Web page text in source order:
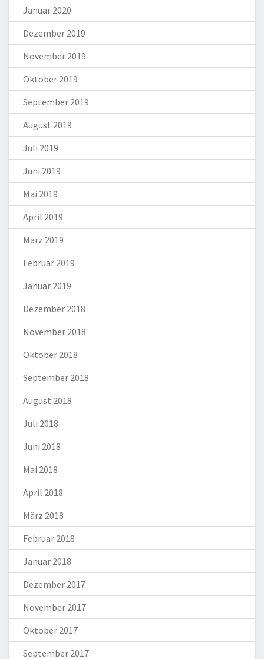
Januar 2020
Dezember 2019
November 2019
Oktober 2019
September 2019
August 2019
Juli 2019
Juni 2019
Mai 2019
April 2019
März 2019
Februar 2019
Januar 2019
Dezember 2018
November 2018
Oktober 2018
September 2018
August 2018
Juli 2018
Juni 2018
Mai 2018
April 2018
März 2018
Februar 2018
Januar 2018
Dezember 2017
November 2017
Oktober 2017
September 2017